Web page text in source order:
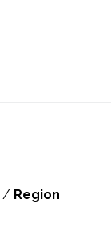
/ Region